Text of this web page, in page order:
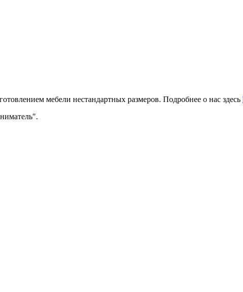
мебели нестандартных размеров. Подробнее о нас здесь